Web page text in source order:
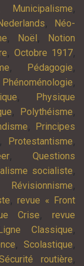
Municipalisme,
, Néo-
, Noël, Notion
, Octobre 1917,
, Pédagogie,
Phénoménologie,
, Physique
, Polythéisme,
, Principes
, Protestantisme,
,Questions
socialiste,
Révisionnisme,
,revue « Front
Crise, revue
Classique,
, Scolastique,
routière,